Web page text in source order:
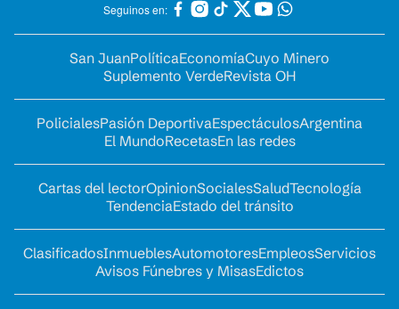
Seguinos en:
San JuanPolíticaEconomíaCuyo Minero
Suplemento VerdeRevista OH
PolicialesPasión DeportivaEspectáculosArgentina
El MundoRecetasEn las redes
Cartas del lectorOpinionSocialesSaludTecnología
TendenciaEstado del tránsito
ClasificadosInmueblesAutomotoresEmpleosServicios
Avisos Fúnebres y MisasEdictos